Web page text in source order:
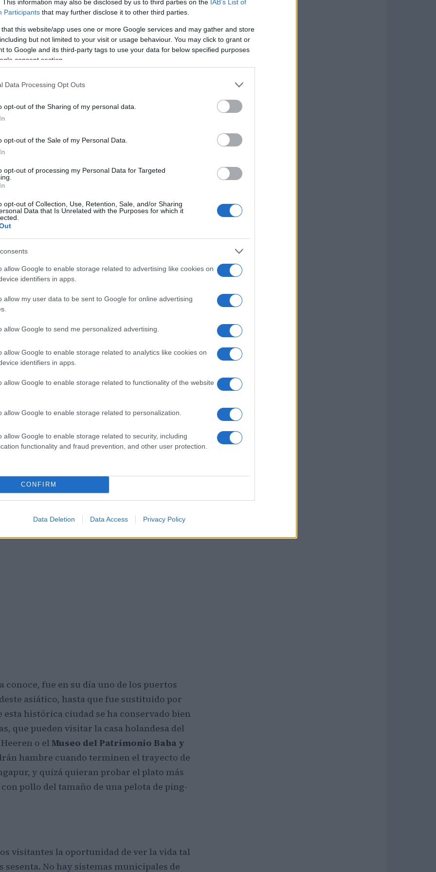
This information may also be disclosed by us to third parties on the IAB’s List of
Participants that may further disclose it to other third parties.
that this website/app uses one or more Google services and may gather and store
but not limited to your visit or usage behaviour. You may click to grant or
to Google and its third-party tags to use your data for below specified purposes
consent section.
Data Processing Opt Outs
opt-out of the Sharing of my personal data.
opt-out of the Sale of my Personal Data.
opt-out of processing my Personal Data for Targeted
opt-out of Collection, Use, Retention, Sale, and/or Sharing
Data that Is Unrelated with the Purposes for which it
allow Google to enable storage related to advertising like cookies on
identifiers in apps.
allow my user data to be sent to Google for online advertising
allow Google to send me personalized advertising.
allow Google to enable storage related to analytics like cookies on
identifiers in apps.
allow Google to enable storage related to functionality of the website
allow Google to enable storage related to personalization.
allow Google to enable storage related to security, including
functionality and fraud prevention, and other user protection.
CONFIRM
Data Deletion Data Access Privacy Policy
a un ferry para realizar un relajante
de un día desde Singapur
que está justo al otro lado del
ciudad más grande de
Indonesia
los singapurenses y los viajeros, sobre
casinos. La cocina se basa en el
gong-gong que sólo se encuentran en las
también son un plato popular. En
actividades deportivas, como
karts. Entre las atracciones más
Raya en el centro de Batam y el templo
conoce, fue en su día uno de los puertos
asiático, hasta que fue sustituido por
histórica ciudad se ha conservado bien
que pueden visitar la casa holandesa del
o el Museo del Patrimonio Baba y
hambre cuando terminen el trayecto de
y quizá quieran probar el plato más
pollo del tamaño de una pelota de ping-
visitantes la oportunidad de ver la vida tal
sesenta. No hay sistemas municipales de